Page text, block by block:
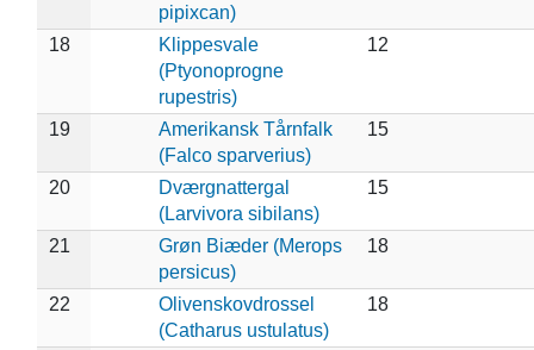
pipixcan)
18
Klippesvale
(Ptyonoprogne
rupestris)
12
19
Amerikansk Tårnfalk
(Falco sparverius)
15
20
Dværgnattergal
(Larvivora sibilans)
15
21
Grøn Biæder (Merops
persicus)
18
22
Olivenskovdrossel
(Catharus ustulatus)
18